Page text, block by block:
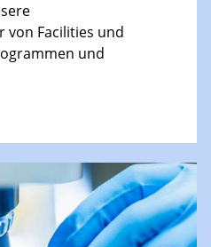
Facilities und
und